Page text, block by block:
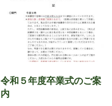
令和５年度卒業式のご案
内